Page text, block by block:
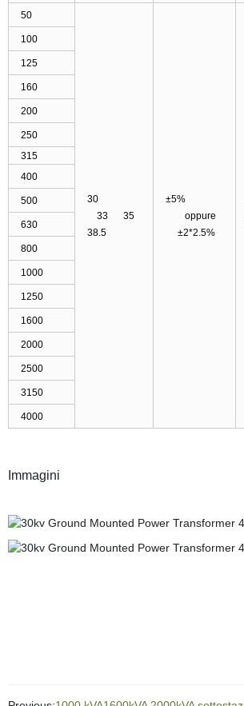
50
30
33
35
38.5
±5%
oppure
±2*2.5%
100
125
160
200
250
315
400
500
630
800
1000
1250
1600
2000
2500
3150
4000
Immagini